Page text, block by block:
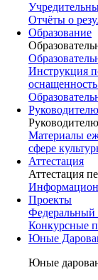
Отчёты о
Образование
Инструкция
оснащенность
Материалы
сфере
Аттестация
Аттестация
Проекты
Федеральный
Конкурсные
Юные
Юные